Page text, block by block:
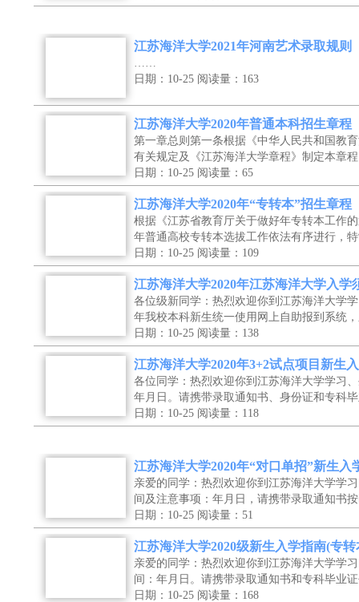
江苏海洋大学2021年河南艺术录取规则
……
日期：10-25 阅读量：163
江苏海洋大学2020年普通本科招生章程
第一章总则第一条根据《中华人民共和国教
有关规定及《江苏海洋大学章程》制定本章
日期：10-25 阅读量：65
江苏海洋大学2020年“专转本”招生章程
根据《江苏省教育厅关于做好年专转本工作
年普通高校专转本选拔工作依法有序进行，
日期：10-25 阅读量：109
江苏海洋大学2020年江苏海洋大学入学
各位级新同学：热烈欢迎你到江苏海洋大学
年我校本科新生统一使用网上自助报到系统
日期：10-25 阅读量：138
江苏海洋大学2020年3+2试点项目新生
各位同学：热烈欢迎你到江苏海洋大学学习
年月日。请携带录取通知书、身份证和专科
日期：10-25 阅读量：118
江苏海洋大学2020年“对口单招”新生入
亲爱的同学：热烈欢迎你到江苏海洋大学学
间及注意事项：年月日，请携带录取通知
日期：10-25 阅读量：51
江苏海洋大学2020级新生入学指南(专
亲爱的同学：热烈欢迎你到江苏海洋大学学
间：年月日。请携带录取通知书和专科毕
日期：10-25 阅读量：168